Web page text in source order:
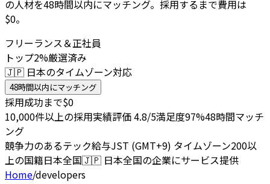
の人材を48時間以内にマッチング。採用するまで費用は
$0。
フリーランス＆正社員
トップ2%厳選済み
🇯🇵 日本のタイムゾーン対応
48時間以内にマッチング
採用成功まで$0
10,000件以上の採用実績評価 4.8/5満足度97%48時間マッチ
ング
競争力のあるテック給与JST (GMT+9) タイムゾーン200以
上の国籍日本全国🇯🇵 日本全国の企業にサービス提供
Home/developers